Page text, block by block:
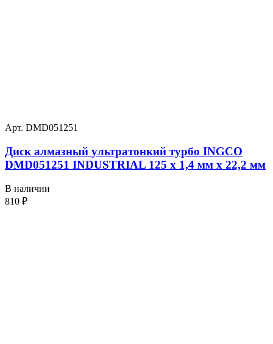
Арт. DMD051251
Диск алмазный ультратонкий турбо INGCO
DMD051251 INDUSTRIAL 125 х 1,4 мм x 22,2 мм
В наличии
810 ₽